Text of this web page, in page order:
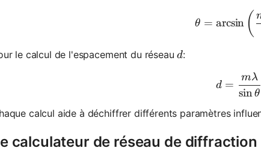
θ = arcsin (
le calcul de l'espacement du réseaud
d:
d =
d =
sinθ
mλ
calcul aide à déchiffrer différents paramètres
calculateur de réseau de diffraction